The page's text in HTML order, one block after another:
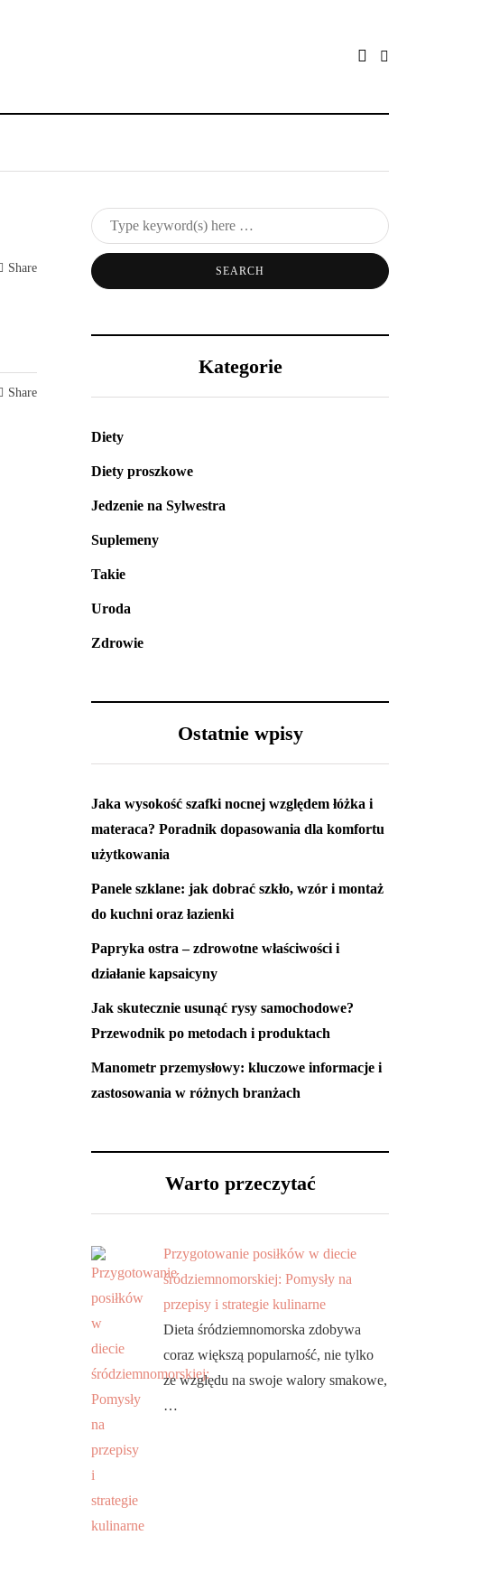
Share
Share
Kategorie
Diety
Diety proszkowe
Jedzenie na Sylwestra
Suplemeny
Takie
Uroda
Zdrowie
Ostatnie wpisy
Jaka wysokość szafki nocnej względem łóżka i
materaca? Poradnik dopasowania dla komfortu
użytkowania
Panele szklane: jak dobrać szkło, wzór i montaż
do kuchni oraz łazienki
Papryka ostra – zdrowotne właściwości i
działanie kapsaicyny
Jak skutecznie usunąć rysy samochodowe?
Przewodnik po metodach i produktach
Manometr przemysłowy: kluczowe informacje i
zastosowania w różnych branżach
Warto przeczytać
Przygotowanie posiłków w diecie
śródziemnomorskiej: Pomysły na
przepisy i strategie kulinarne
Dieta śródziemnomorska zdobywa
coraz większą popularność, nie tylko
ze względu na swoje walory smakowe,
…